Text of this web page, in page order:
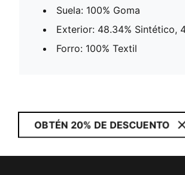
Suela: 100% Goma
Exterior: 48.34% Sintético,
Forro: 100% Textil
OBTÉN 20% DE DESCUENTO